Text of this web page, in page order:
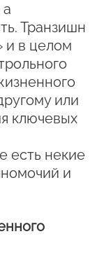
Транзишн
и в целом
или
ключевых
есть некие
и